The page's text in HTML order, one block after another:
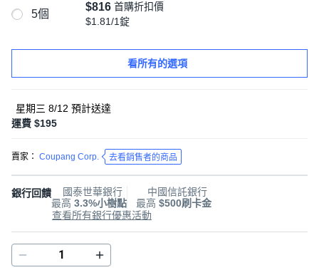
5個
$816 首購折扣價
$1.81/1錠
看所有的選項
星期三 8/12 預計送達
運費 $195
賣家： Coupang Corp. 去看銷售者的商品
銀行回饋
國泰世華銀行
最高 3.3%小樹點
中國信託銀行
最高 $500刷卡金
查看所有銀行優惠活動